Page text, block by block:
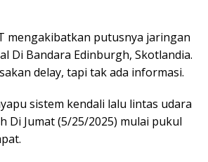
mengakibatkan putusnya jaringan
Di Bandara Edinburgh, Skotlandia.
delay, tapi tak ada informasi.
sistem kendali lalu lintas udara
Di Jumat (5/25/2025) mulai pukul